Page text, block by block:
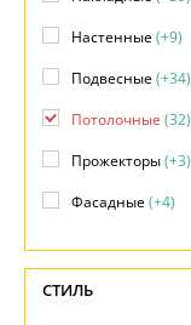
Настенные(+9)
Подвесные(+34)
Потолочные (32)
Прожекторы(+3)
Фасадные(+4)
СТИЛЬ